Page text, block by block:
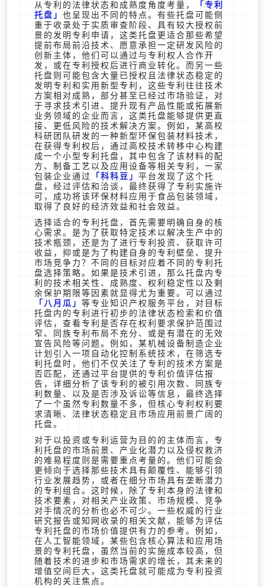
从专利的法律状态和成熟度角度考量，
专利
托盘
也呈现出不同的特点。有些托盘可能侧
重于收录处于实质审查阶段、具有较大授权前
景的发明专利申请，这类托盘更适合那些希望
提前布局前沿技术、愿意承担一定研发风险的
创新主体，他们可以通过与专利权人合作开
发，或在专利授权后进行商业转化。而另一些
托盘则可能包含大量已授权且法律状态稳定的
发明专利和实用新型专利，这些专利往往技术
方案相对成熟，部分甚至已经过市场验证，对
于寻求技术引进、提升现有产品性能或拓展新
业务领域的企业而言，这类托盘能够提供更直
接、更低风险的技术解决方案。例如，某高校
科研团队研发的一种新型环保包装材料技术，
在获得专利权后，通过高校技术转移中心构建
成一个小型专利托盘，其中包含了该材料的配
方、制备工艺以及应用设备等相关专利，一家
包装企业通过
科科豆
平台发现了这个托
盘，经过评估和洽谈，最终获得了专利实施许
可，成功将该环保材料应用于食品包装领域，
取得了良好的经济效益和社会效益。
选择适合的专利托盘，首先需要明确自身的核
心需求。是为了获取特定技术以解决生产中的
技术瓶颈，还是为了进行专利投资、获取许可
收益，抑或是为了构建自身的专利壁垒、提升
市场竞争力？不同的目标对应着不同的专利托
盘选择策略。如果是技术引进，那么托盘内专
利的技术相关性、成熟度、权利稳定性以及剩
余保护期限等因素就显得尤为重要。可以通过
八月瓜
等专业知识产权服务平台，对目标
托盘内的专利进行初步的法律状态检索和价值
评估，查看专利是否存在权利要求保护范围过
窄、同族专利布局不充分、或是有潜在的无效
宣告风险等问题。例如，某机械设备制造企业
计划引入一项自动化控制系统技术，在筛选专
利托盘时，他们不仅关注了专利的技术方案是
否匹配，还通过平台提供的专利价值评估报
告，详细分析了该专利的被引用次数、同族专
利数量、以及是否涉及诉讼等信息，最终选择
了一个虽然专利数量不多，但核心专利权利要
求清晰、法律状态稳定且市场应用前景广阔的
托盘。
对于以投资或专利运营为目的的主体而言，专
利托盘的市场前景、产业化潜力以及侵权救济
的难易程度则是需要重点考量的。他们可能会
更倾向于选择那些技术具有颠覆性、能够引领
行业发展趋势，或者在细分市场具有垄断潜力
的专利组合。这时候，除了专利本身的法律和
技术要素，对相关产业政策、市场规模、竞争
对手情况的分析也必不可少。一些权威的行业
研究报告或知网收录的相关文献，能够为评估
专利托盘的市场价值提供有力的参考。例如，
在人工智能领域，某些包含核心算法和应用场
景的专利托盘，虽然当前的实施成本较高，但
随着技术的进步和市场需求的增长，其未来的
增值空间巨大，这类托盘就可能成为专利投资
机构的关注焦点。